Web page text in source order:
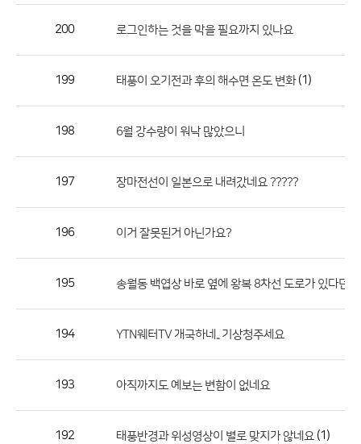
록
공
200 로그인하는 것을 막을 필요까지 있나요
199 태풍이 오기전과 후의 해수면 온도 변화(1)
198 6월 강수량이 워낙 많았으니
197 장마전선이 일본으로 내려갔네요 ?????
196 이거 잘못된거 아닌가요?
195 송월동 백엽상 바로 옆에 왕복 8차선 도로가 있다던데
194 YTN웨터TV 개국하네.. 기상청주세요
193 아직까지도 예보는 변함이 없네요
192 태풍반경과 위성영상이 별로 맞지가 않네요 (1)